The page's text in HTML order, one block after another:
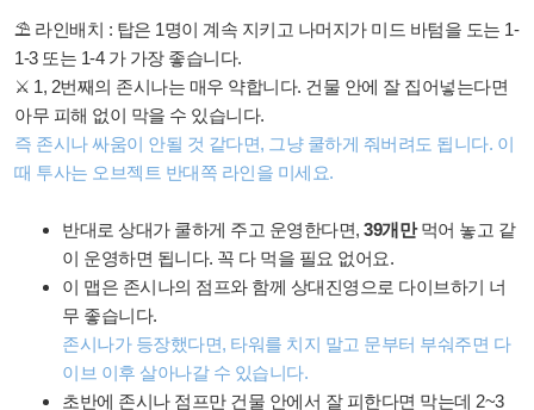
⛱ 라인배치 : 탑은 1명이 계속 지키고 나머지가 미드 바텀을 도는 1-
1-3 또는 1-4 가 가장 좋습니다.
⚔ 1, 2번째의 존시나는 매우 약합니다. 건물 안에 잘 집어넣는다면
아무 피해 없이 막을 수 있습니다.
즉 존시나 싸움이 안될 것 같다면, 그냥 쿨하게 줘버려도 됩니다. 이
때 투사는 오브젝트 반대쪽 라인을 미세요.
반대로 상대가 쿨하게 주고 운영한다면, 39개만먹어 놓고 같
이 운영하면 됩니다. 꼭 다 먹을 필요 없어요.
이 맵은 존시나의 점프와 함께 상대진영으로 다이브하기 너
무 좋습니다.
존시나가 등장했다면, 타워를 치지 말고 문부터 부숴주면 다
이브 이후 살아나갈 수 있습니다.
초반에 존시나 점프만 건물 안에서 잘 피한다면 막는데 2~3